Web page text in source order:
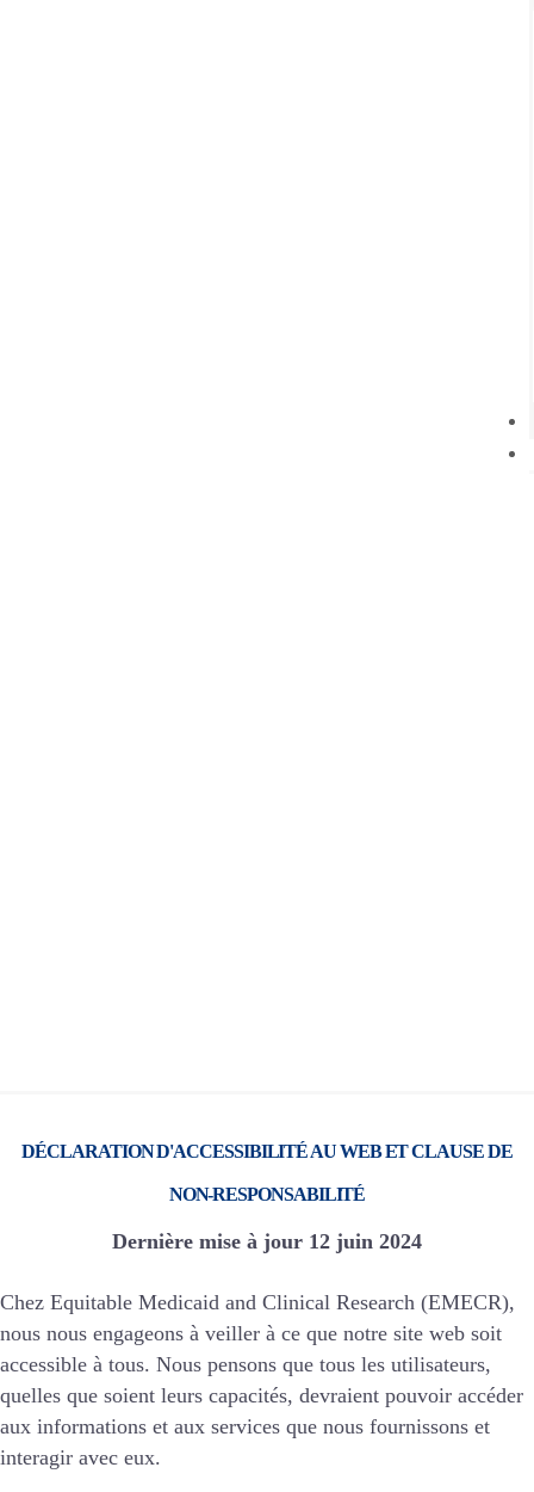
DÉCLARATION D'ACCESSIBILITÉ AU WEB ET CLAUSE DE
NON-RESPONSABILITÉ
Dernière mise à jour 12 juin 2024
Chez Equitable Medicaid and Clinical Research (EMECR),
nous nous engageons à veiller à ce que notre site web soit
accessible à tous. Nous pensons que tous les utilisateurs,
quelles que soient leurs capacités, devraient pouvoir accéder
aux informations et aux services que nous fournissons et
interagir avec eux.